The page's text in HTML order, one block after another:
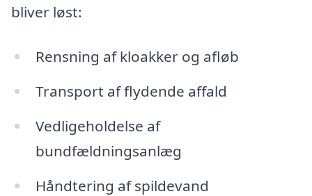
bliver løst:
Rensning af kloakker og afløb
Transport af flydende affald
Vedligeholdelse af
bundfældningsanlæg
Håndtering af spildevand